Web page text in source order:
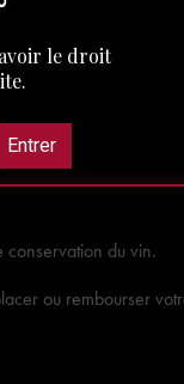
le droit
Entrer
conservation du vin.
ou rembourser